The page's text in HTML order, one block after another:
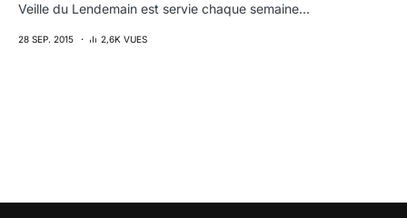
Veille du Lendemain est servie chaque semaine…
28 SEP. 2015 2,6K VUES